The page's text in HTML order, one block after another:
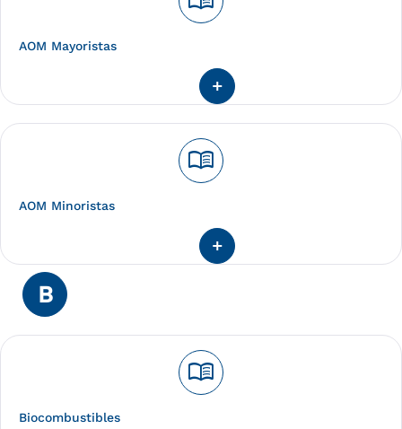
AOM Mayoristas
menu_book
AOM Minoristas
B
menu_book
Biocombustibles